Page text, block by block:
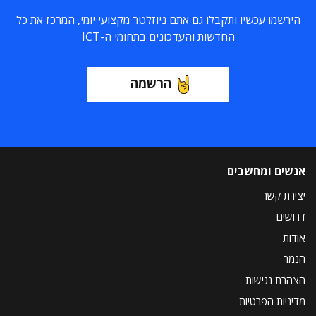
הירשמו עכשיו ותקבלו גם אתם ניוזלטר מקצועי יומי, המרכז את כל
החדשות והעדכונים בתחומי ה-ICT
הרשמה
אנשים ומחשבים
יצירת קשר
דרושים
אודות
הנמר
הצהרת נגישות
מדיניות הפרטיות